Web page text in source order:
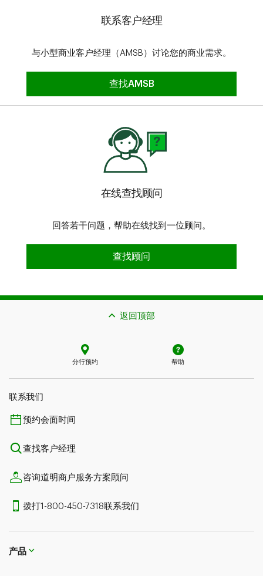
联系客户经理
与小型商业客户经理（AMSB）讨论您的商业需求。
联系客户经理
查找AMSB
在线查找顾问
回答若干问题，帮助在线找到一位顾问。
预约会面时间
查找顾问
返回顶部
分行预约 帮助
联系我们​​​​​​​
预约会面时间
查找客户经理
咨询道明商户服务方案顾问
拨打1-800-450-7318联系我们
产品